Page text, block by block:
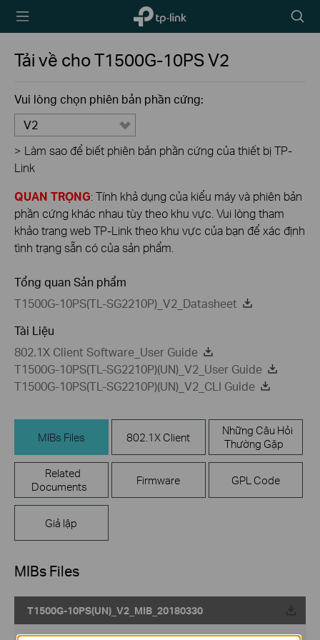
TP-Link,
Reliably
Biểu
tượng
Tải về choT1500G-10PSV2
Vui lòng chọn phiên bản phần cứng:
V2
> Làm sao để biết phiên bản phần cứng của thiết bị TP-
Link
QUAN TRỌNG: Tính khả dụng của kiểu máy và phiên bản
phần cứng khác nhau tùy theo khu vực. Vui lòng tham
khảo trang web TP-Link theo khu vực của bạn để xác định
tình trạng sẵn có của sản phẩm.
Tổng quan Sản phẩm
T1500G-10PS(TL-SG2210P)_V2_Datasheet
Tài Liệu
802.1X Client Software_User Guide
T1500G-10PS(TL-SG2210P)(UN)_V2_User Guide
T1500G-10PS(TL-SG2210P)(UN)_V2_CLI Guide
MIBs Files 802.1X Client
Những Câu Hỏi
Thường Gặp
Related
Documents
Firmware GPL Code
Giả lập
MIBs Files
T1500G-10PS(UN)_V2_MIB_20180330
Về